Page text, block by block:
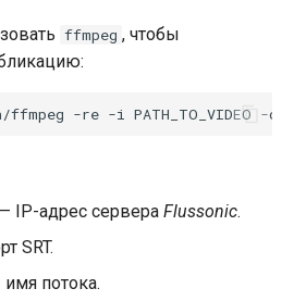
ffmpeg , чтобы
— IP-адрес сервера Flussonic.
SRT.
имя потока.